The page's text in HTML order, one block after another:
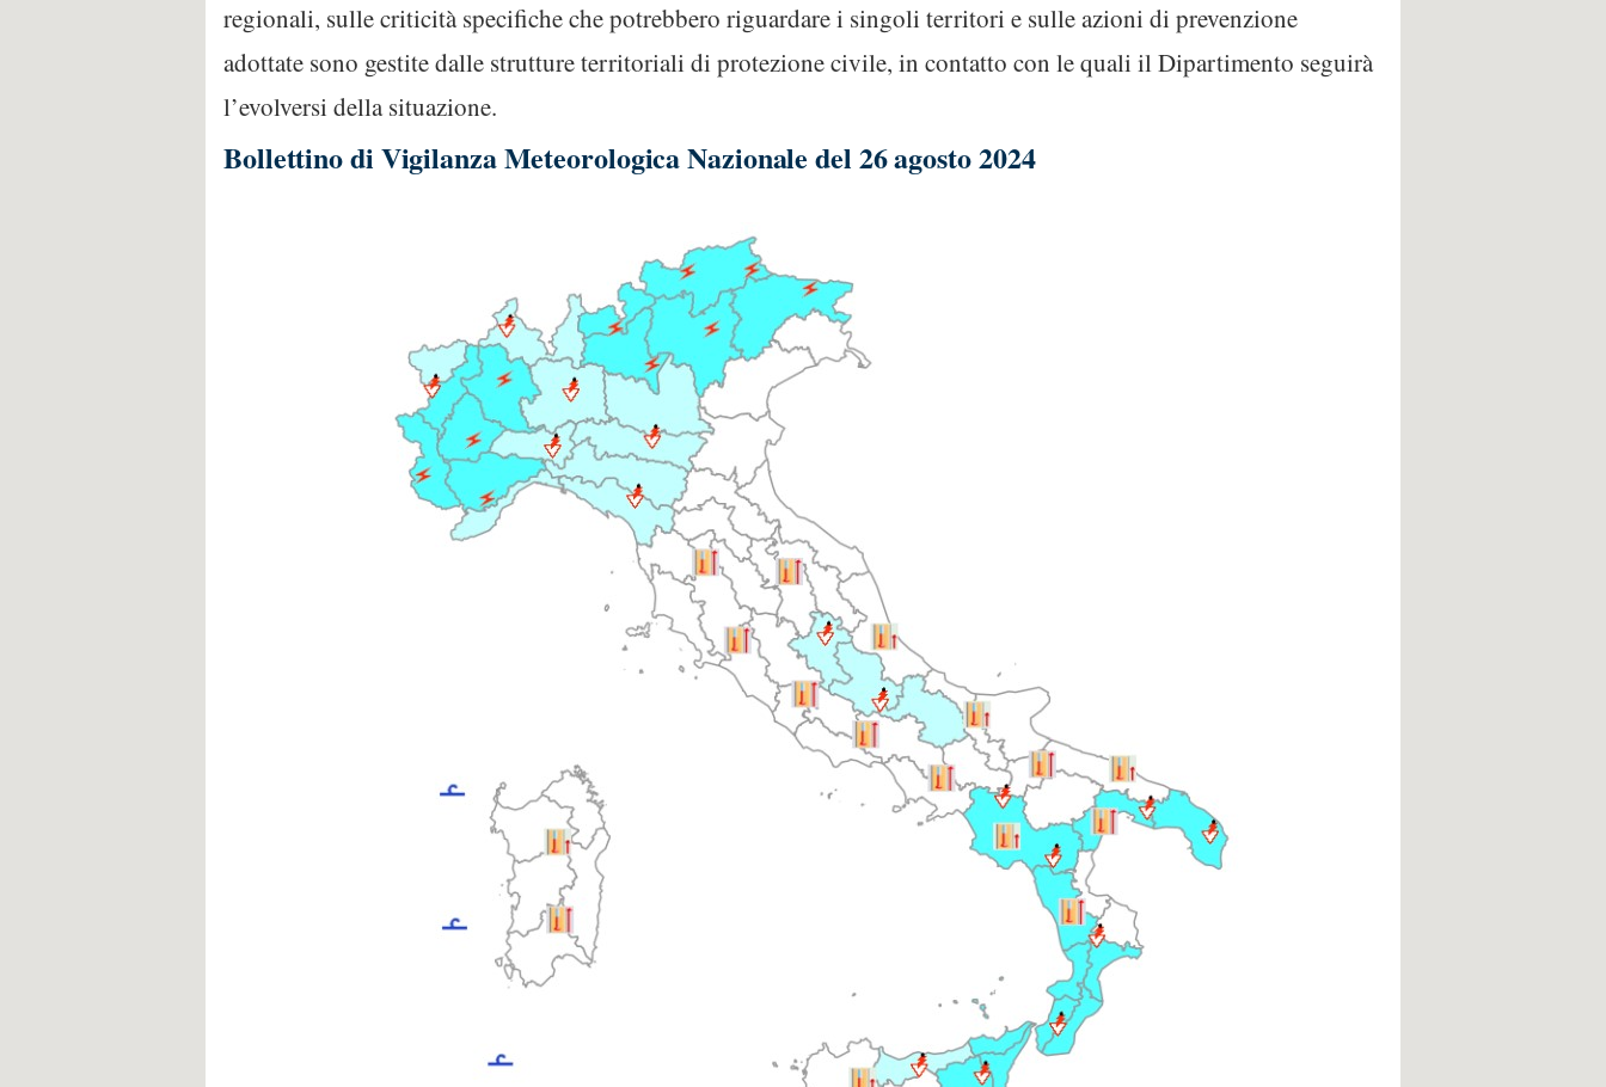
regionali, sulle criticità specifiche che potrebbero riguardare i singoli territori e sulle azioni di prevenzione
adottate sono gestite dalle strutture territoriali di protezione civile, in contatto con le quali il Dipartimento seguirà
l’evolversi della situazione.
Bollettino di Vigilanza Meteorologica Nazionale del 26 agosto 2024